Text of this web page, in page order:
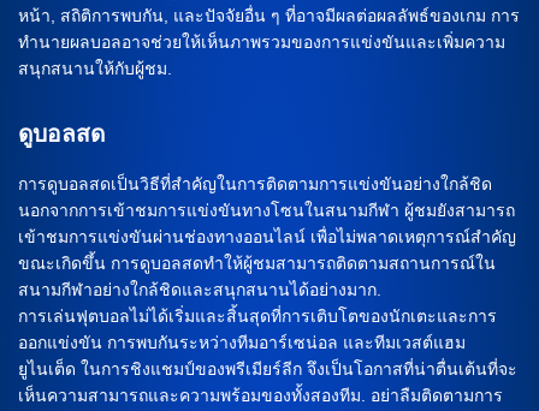
หน้า, สถิติการพบกัน, และปัจจัยอื่น ๆ ที่อาจมีผลต่อผลลัพธ์ของเกม การ
ทำนายผลบอลอาจช่วยให้เห็นภาพรวมของการแข่งขันและเพิ่มความ
สนุกสนานให้กับผู้ชม.
ดูบอลสด
การดูบอลสดเป็นวิธีที่สำคัญในการติดตามการแข่งขันอย่างใกล้ชิด
นอกจากการเข้าชมการแข่งขันทางโซนในสนามกีฬา ผู้ชมยังสามารถ
เข้าชมการแข่งขันผ่านช่องทางออนไลน์ เพื่อไม่พลาดเหตุการณ์สำคัญ
ขณะเกิดขึ้น การดูบอลสดทำให้ผู้ชมสามารถติดตามสถานการณ์ใน
สนามกีฬาอย่างใกล้ชิดและสนุกสนานได้อย่างมาก.
การเล่นฟุตบอลไม่ได้เริ่มและสิ้นสุดที่การเติบโตของนักเตะและการ
ออกแข่งขัน การพบกันระหว่างทีมอาร์เซน่อล และทีมเวสต์แฮม
ยูไนเต็ด ในการชิงแชมป์ของพรีเมียร์ลีก จึงเป็นโอกาสที่น่าตื่นเต้นที่จะ
เห็นความสามารถและความพร้อมของทั้งสองทีม. อย่าลืมติดตามการ